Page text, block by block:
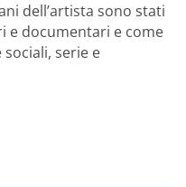
dell’artista sono stati
e documentari e come
serie e